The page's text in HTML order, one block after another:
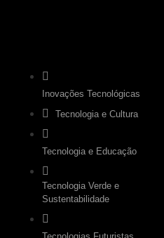
Inovações Tecnológicas
Tecnologia e Cultura
Tecnologia e Educação
Tecnologia Verde e
Sustentabilidade